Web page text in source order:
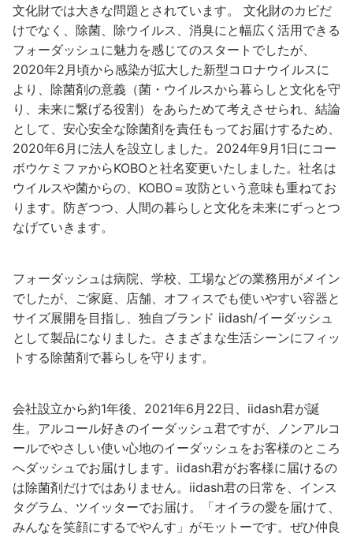
文化財では大きな問題とされています。 文化財のカビだ
けでなく、除菌、除ウイルス、消臭にと幅広く活用できる
フォーダッシュに魅力を感じてのスタートでしたが、
2020年2月頃から感染が拡大した新型コロナウイルスに
より、除菌剤の意義（菌・ウイルスから暮らしと文化を守
り、未来に繋げる役割）をあらためて考えさせられ、結論
として、安心安全な除菌剤を責任もってお届けするため、
2020年6月に法人を設立しました。2024年9月1日にコー
ボウケミファからKOBOと社名変更いたしました。社名は
ウイルスや菌からの、KOBO＝攻防という意味も重ねてお
ります。防ぎつつ、人間の暮らしと文化を未来にずっとつ
なげていきます。
フォーダッシュは病院、学校、工場などの業務用がメイン
でしたが、ご家庭、店舗、オフィスでも使いやすい容器と
サイズ展開を目指し、独自ブランド iidash/イーダッシュ
として製品になりました。さまざまな生活シーンにフィッ
トする除菌剤で暮らしを守ります。
会社設立から約1年後、2021年6月22日、iidash君が誕
生。アルコール好きのイーダッシュ君ですが、ノンアルコ
ールでやさしい使い心地のイーダッシュをお客様のところ
へダッシュでお届けします。iidash君がお客様に届けるの
は除菌剤だけではありません。iidash君の日常を、インス
タグラム、ツイッターでお届け。「オイラの愛を届けて、
みんなを笑顔にするでやんす」がモットーです。ぜひ仲良